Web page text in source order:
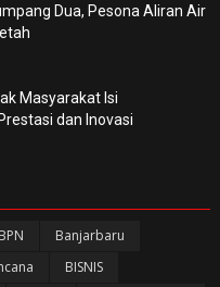
Dua, Pesona Aliran Air
Masyarakat Isi
dan Inovasi
Banjarbaru
BISNIS